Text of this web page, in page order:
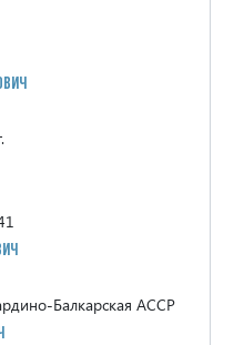
Балкарская АССР